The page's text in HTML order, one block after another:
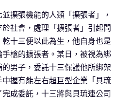
擴張機能的人類「擴張者」，
社會，處理「擴張者」引起問
十三便以此為生，他自身也是
槍的擴張者。某日，被視為綁
男子，委託十三保護他所綁架
握有能左右超巨型企業「貝琉
成委託，十三將與貝琉連公司